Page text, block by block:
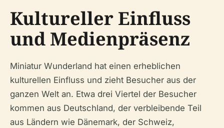
Kultureller Einfluss
und Medienpräsenz
Miniatur Wunderland hat einen erheblichen
kulturellen Einfluss und zieht Besucher aus der
ganzen Welt an. Etwa drei Viertel der Besucher
kommen aus Deutschland, der verbleibende Teil
aus Ländern wie Dänemark, der Schweiz,